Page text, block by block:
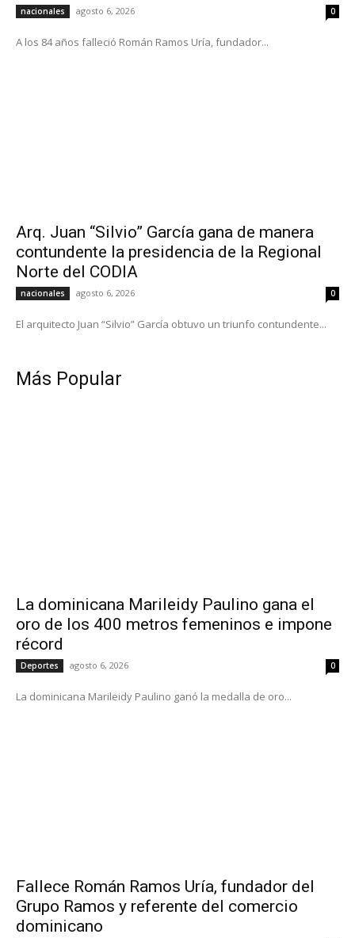
nacionales agosto 6, 2026 0
A los 84 años falleció Román Ramos Uría, fundador...
Arq. Juan “Silvio” García gana de manera
contundente la presidencia de la Regional
Norte del CODIA
nacionales agosto 6, 2026 0
El arquitecto Juan “Silvio” García obtuvo un triunfo contundente...
Más Popular
La dominicana Marileidy Paulino gana el
oro de los 400 metros femeninos e impone
récord
Deportes agosto 6, 2026 0
La dominicana Marileidy Paulino ganó la medalla de oro...
Fallece Román Ramos Uría, fundador del
Grupo Ramos y referente del comercio
dominicano